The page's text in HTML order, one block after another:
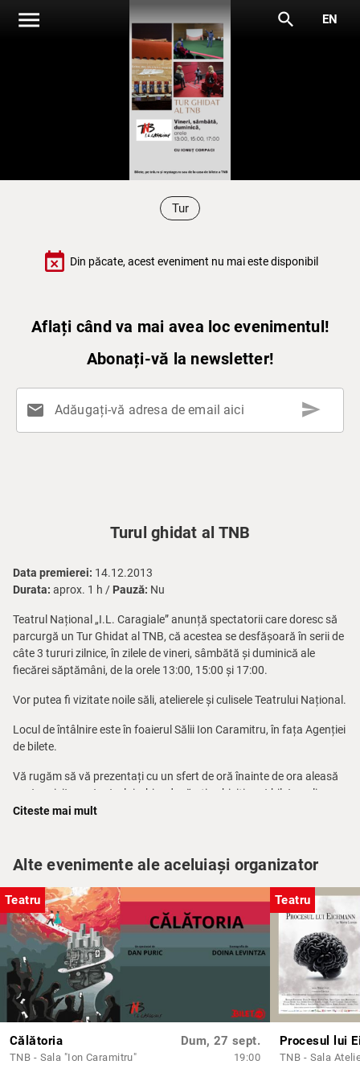
menu search EN
Tur
event_busy Din păcate, acest eveniment nu mai este disponibil
Aflați când va mai avea loc evenimentul!
Abonați-vă la newsletter!
mail Adăugați-vă adresa de email aici send
Turul ghidat al TNB
Data premierei: 14.12.2013
Durata: aprox. 1 h / Pauză: Nu
Teatrul Național „I.L. Caragiale” anunță spectatorii care doresc să
parcurgă un Tur Ghidat al TNB, că acestea se desfășoară în serii de
câte 3 tururi zilnice, în zilele de vineri, sâmbătă și duminică ale
fiecărei săptămâni, de la orele 13:00, 15:00 și 17:00.
Vor putea fi vizitate noile săli, atelierele și culisele Teatrului Național.
Locul de întâlnire este în foaierul Sălii Ion Caramitru, în fața Agenției
de bilete.
Vă rugăm să vă prezentați cu un sfert de oră înainte de ora aleasă
pentru vizitarea teatrului, chiar dacă ați achiziționat bilete online.
Pe baza unei solicitări telefonice prealabile între orele 10.00 – 14.00
la nr. 0744 633 188 (dl. Ionuț Corpaci) poate fi programat un tur
ghidat în limba engleză.
Citeste mai mult
Alte evenimente ale aceluiași organizator
Teatru
Călătoria
TNB - Sala "Ion Caramitru"
Dum, 27 sept.
19:00
Teatru
Procesul lui
TNB - Sala